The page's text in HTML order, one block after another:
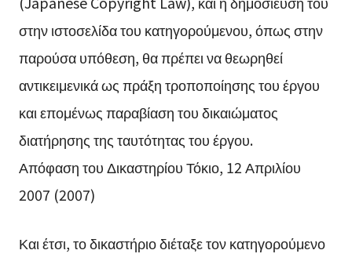
στην ιστοσελίδα του κατηγορούμενου, όπως στην
παρούσα υπόθεση, θα πρέπει να θεωρηθεί
αντικειμενικά ως πράξη τροποποίησης του έργου
και επομένως παραβίαση του δικαιώματος
διατήρησης της ταυτότητας του έργου.
Απόφαση του Δικαστηρίου Τόκιο, 12 Απριλίου
2007 (2007)
Και έτσι, το δικαστήριο διέταξε τον κατηγορούμενο